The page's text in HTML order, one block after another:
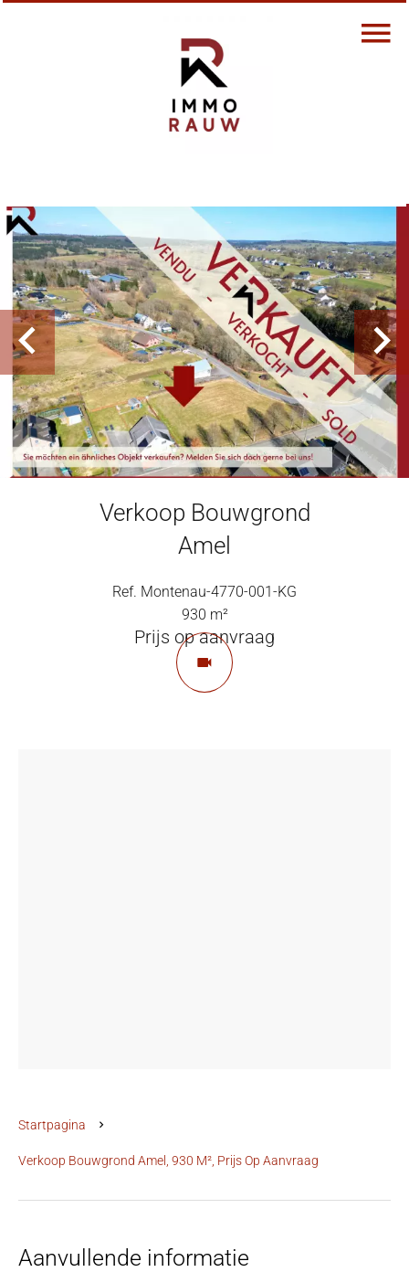
Verkoop Bouwgrond
Amel
Ref. Montenau-4770-001-KG
930 m²
Prijs op aanvraag
Startpagina
Verkoop Bouwgrond Amel, 930 M², Prijs Op Aanvraag
Aanvullende informatie